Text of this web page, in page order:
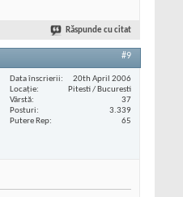
Răspunde cu citat
#9
Data înscrierii
20th April 2006
Locaţie
Pitesti / Bucuresti
Vârstă
37
Posturi
3.339
Putere Rep
65